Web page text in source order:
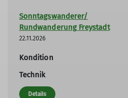
Sonntagswanderer/
Rundwanderung Freystadt
22.11.2026
Kondition
Technik
Details